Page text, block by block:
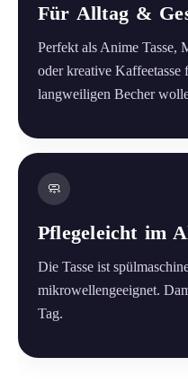
Für Alltag &
Perfekt als Anime Tasse,
oder kreative Kaffeetasse
langweiligen Becher
🧼
Pflegeleicht im
Die Tasse ist
mikrowellengeeignet.
Tag.